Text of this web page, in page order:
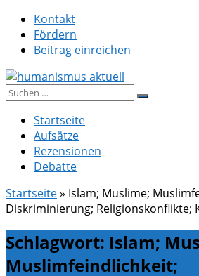
Zum
Inhalt
springen
Kontakt
Fördern
Beitrag einreichen
humanismus aktuell
Suche
Startseite
Aufsätze
Rezensionen
Debatte
Startseite» Islam; Muslime;
Diskriminierung; Religionskonflikte;
Schlagwort: Islam;
Muslimfeindlichkeit;